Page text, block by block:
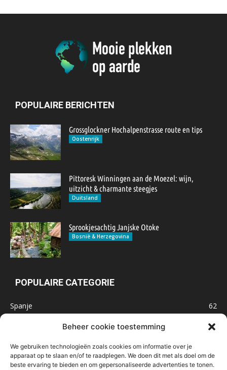
Beheer cookie toestemming
We gebruiken technologieën zoals cookies om informatie over je
apparaat op te slaan en/of te raadplegen. We doen dit met als doel om de
beste ervaring te bieden en om gepersonaliseerde advertenties te tonen.
POPULAIRE BERICHTEN
Grossglockner Hochalpenstrasse route en tips
Oostenrijk
Pittoresk Winningen aan de Moezel: wijn,
uitzicht & charmante steegjes
Duitsland
Sprookjesachtig Janjske Otoke
Bosnië & Herzegovina
POPULAIRE CATEGORIE
Spanje
62
47
Marokko
32
IJsland
32